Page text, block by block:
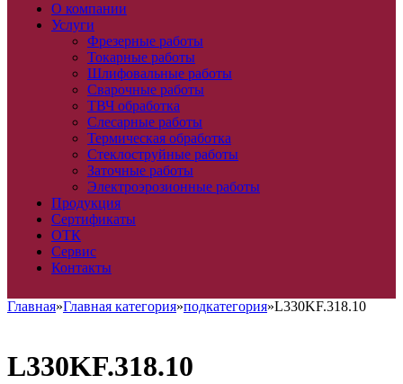
О компании
Услуги
Фрезерные работы
Токарные работы
Шлифовальные работы
Сварочные работы
ТВЧ обработка
Слесарные работы
Термическая обработка
Стеклоструйные работы
Заточные работы
Электроэрозионные работы
Продукция
Сертификаты
ОТК
Сервис
Контакты
Главная»Главная категория»подкатегория»L330KF.318.10
L330KF.318.10